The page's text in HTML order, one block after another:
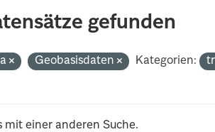
gefunden
Geobasisdaten Kategorien:
mit einer anderen Suche.